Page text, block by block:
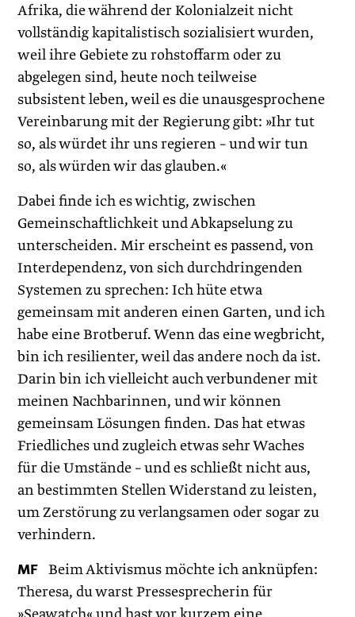
Afrika, die während der Kolonialzeit nicht
vollständig kapitalistisch sozialisiert wurden,
weil ihre Gebiete zu rohstoffarm oder zu
abgelegen sind, heute noch teilweise
subsistent leben, weil es die unausgesprochene
Vereinbarung mit der Regierung gibt: »Ihr tut
so, als würdet ihr uns regieren – und wir tun
so, als würden wir das glauben.«
Dabei finde ich es wichtig, zwischen
Gemeinschaftlichkeit und Abkapselung zu
unterscheiden. Mir erscheint es passend, von
Interdependenz, von sich durchdringenden
Systemen zu sprechen: Ich hüte etwa
gemeinsam mit anderen einen Garten, und ich
habe eine Brotberuf. Wenn das eine wegbricht,
bin ich resilienter, weil das andere noch da ist.
Darin bin ich vielleicht auch verbundener mit
meinen Nachbarinnen, und wir können
gemeinsam Lösungen finden. Das hat etwas
Friedliches und zugleich etwas sehr Waches
für die Umstände – und es schließt nicht aus,
an bestimmten Stellen Widerstand zu leisten,
um Zerstörung zu verlangsamen oder sogar zu
verhindern.
MF Beim Aktivismus möchte ich anknüpfen:
Theresa, du warst Pressesprecherin für